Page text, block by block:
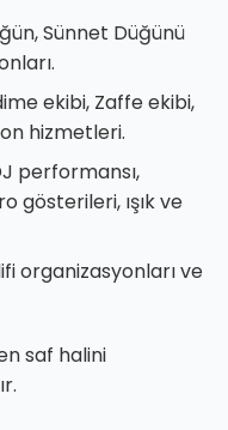
Sünnet Düğünü
ekibi, Zaffe ekibi,
hizmetleri.
performansı,
gösterileri, ışık ve
organizasyonları ve
saf halini